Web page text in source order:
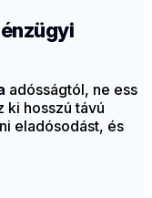
adósságtól, ne ess
ki hosszú távú
eladósodást, és